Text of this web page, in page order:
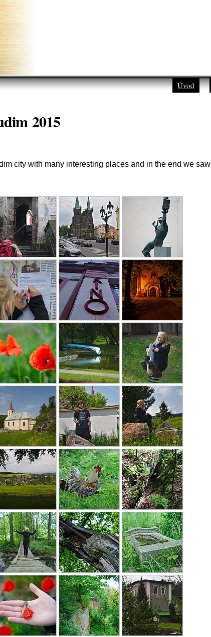
Úvod
2015
city with many interesting places and in the end we saw